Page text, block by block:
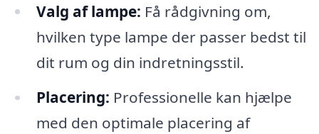
Valg af lampe: Få rådgivning om,
hvilken type lampe der passer bedst til
dit rum og din indretningsstil.
Placering: Professionelle kan hjælpe
med den optimale placering af